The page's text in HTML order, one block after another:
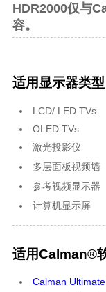
HDR2000仅与
容。
适用显示器类型
LCD/ LED TVs
OLED TVs
激光投影仪
多层面板视频墙
参考视频显示器
计算机显示屏
适用Calman®
Calman Ultimate